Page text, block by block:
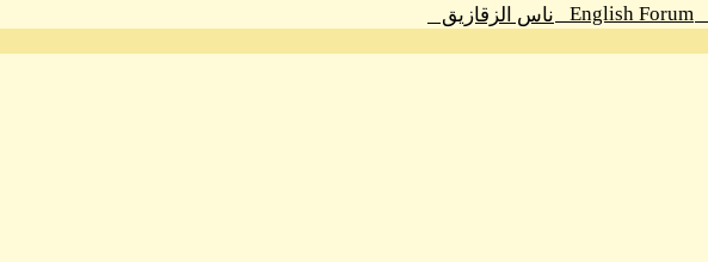
English Forum
ناس الزقازيق